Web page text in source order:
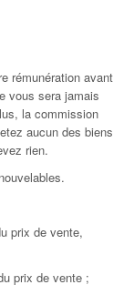
rémunération avant
vous sera jamais
la commission
aucun des biens
rien.
prix de vente,
prix de vente ;